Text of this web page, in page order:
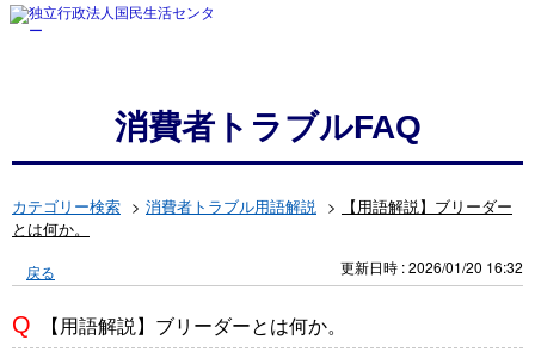
消費者トラブルFAQ
カテゴリー検索 > 消費者トラブル用語解説 >
【用語解説】ブリーダー
とは何か。
戻る 更新日時 : 2026/01/20 16:32
【用語解説】ブリーダーとは何か。